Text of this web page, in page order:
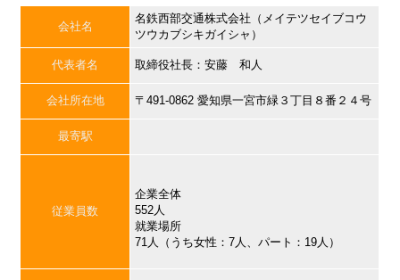
会社名
名鉄西部交通株式会社（メイテツセイブコウ
ツウカブシキガイシャ）
代表者名 取締役社長：安藤 和人
会社所在地 〒491-0862 愛知県一宮市緑３丁目８番２４号
最寄駅
従業員数
企業全体
552人
就業場所
71人（うち女性：7人、パート：19人）